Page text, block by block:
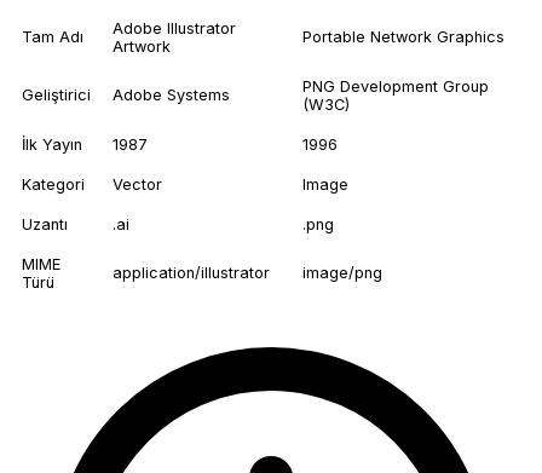
Tam Adı
Adobe Illustrator
Artwork
Portable Network Graphics
Geliştirici Adobe Systems
PNG Development Group
(W3C)
İlk Yayın 1987 1996
Kategori Vector Image
Uzantı .ai .png
MIME
Türü
application/illustrator image/png